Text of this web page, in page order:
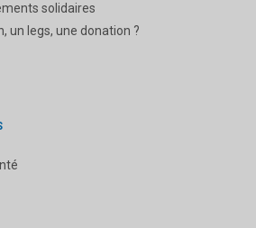
solidaires
un legs, une donation ?